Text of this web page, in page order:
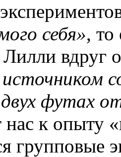
себя», то
вдруг
футах
к опыту
групповые